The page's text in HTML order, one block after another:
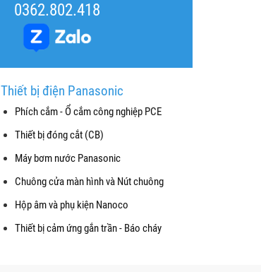
0362.802.418
Thiết bị điện Panasonic
Phích cắm - Ổ cắm công nghiệp PCE
Thiết bị đóng cắt (CB)
Máy bơm nước Panasonic
Chuông cửa màn hình và Nút chuông
Hộp âm và phụ kiện Nanoco
Thiết bị cảm ứng gắn trần - Báo cháy